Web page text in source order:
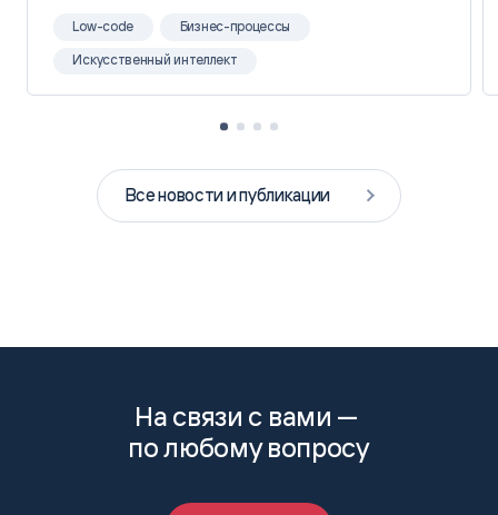
Low-code Бизнес-процессы
Искусственный интеллект
Все новости и публикации
На связи с вами —
по любому вопросу